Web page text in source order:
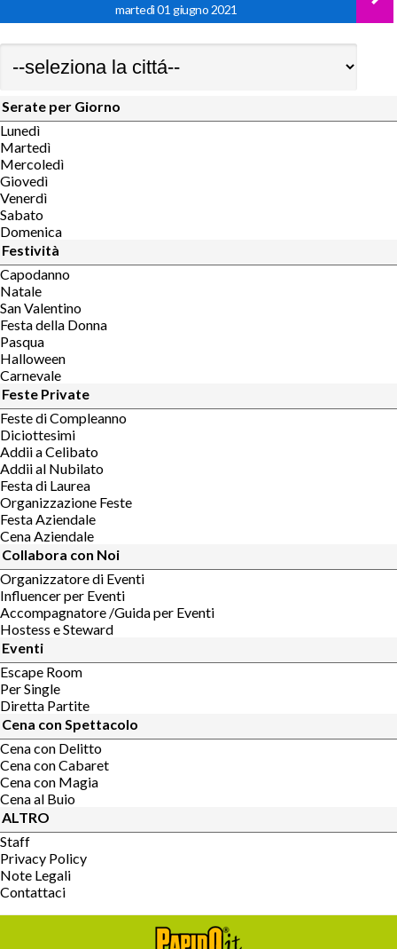
martedì 01 giugno 2021
Serate per Giorno
Lunedì
Martedì
Mercoledì
Giovedì
Venerdì
Sabato
Domenica
Festività
Capodanno
Natale
San Valentino
Festa della Donna
Pasqua
Halloween
Carnevale
Feste Private
Feste di Compleanno
Diciottesimi
Addii a Celibato
Addii al Nubilato
Festa di Laurea
Organizzazione Feste
Festa Aziendale
Cena Aziendale
Collabora con Noi
Organizzatore di Eventi
Influencer per Eventi
Accompagnatore /Guida per Eventi
Hostess e Steward
Eventi
Escape Room
Per Single
Diretta Partite
Cena con Spettacolo
Cena con Delitto
Cena con Cabaret
Cena con Magia
Cena al Buio
ALTRO
Staff
Privacy Policy
Note Legali
Contattaci